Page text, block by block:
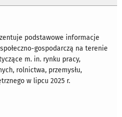
podstawowe informacje
gospodarczą na terenie
m. in. rynku pracy,
rolnictwa, przemysłu,
w lipcu 2025 r.